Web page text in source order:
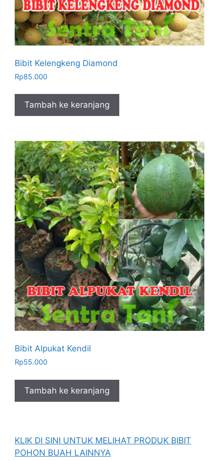
Bibit Kelengkeng Diamond
Rp85.000
Tambah ke keranjang
Bibit Alpukat Kendil
Rp55.000
Tambah ke keranjang
KLIK DI SINI UNTUK MELIHAT PRODUK BIBIT
POHON BUAH LAINNYA